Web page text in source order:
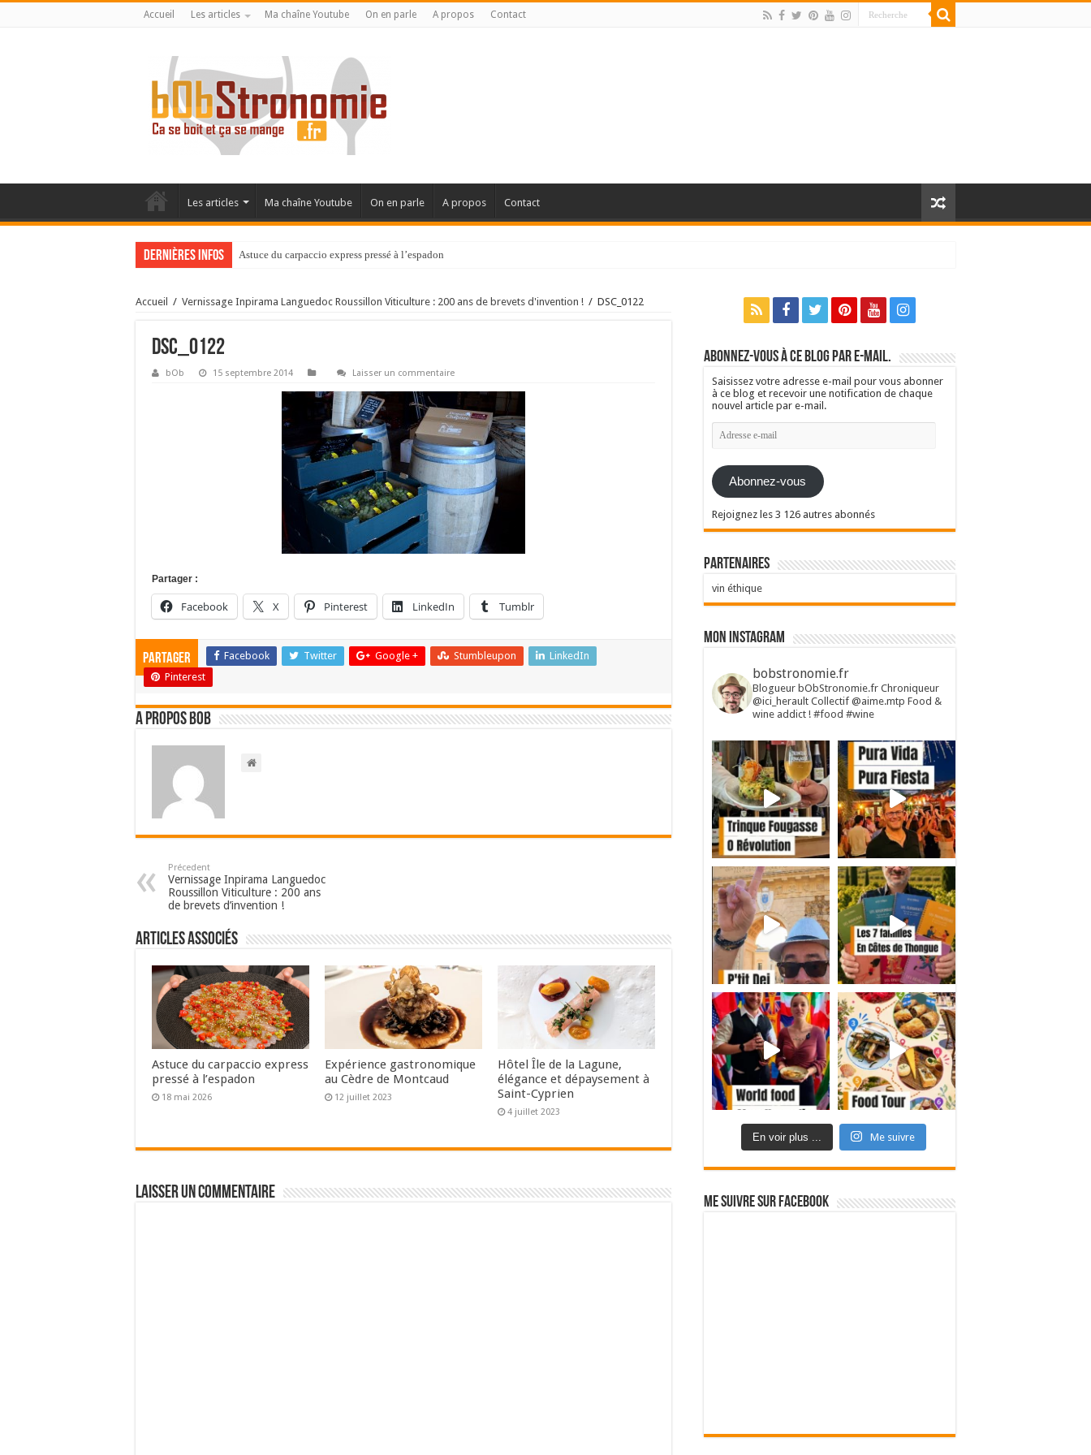
Accueil Les articles Ma chaîne Youtube On en parle A propos Contact
Les articles Ma chaîne Youtube On en parle A propos Contact
Dernières infos Astuce du carpaccio express pressé à l’espadon
Accueil / Vernissage Inpirama Languedoc Roussillon Viticulture : 200 ans de brevets d'invention ! / DSC_0122
DSC_0122
bOb 15 septembre 2014 Laisser un commentaire
Partager :
Facebook X Pinterest LinkedIn Tumblr
Partager Facebook Twitter Google + Stumbleupon
LinkedIn
Pinterest
A propos bOb
Précedent
Vernissage Inpirama Languedoc
Roussillon Viticulture : 200 ans
de brevets d’invention !
Articles associés
Astuce du carpaccio express
pressé à l’espadon
18 mai 2026
Expérience gastronomique
au Cèdre de Montcaud
12 juillet 2023
Hôtel Île de la Lagune,
élégance et dépaysement à
Saint-Cyprien
4 juillet 2023
Laisser un commentaire
Abonnez-vous à ce blog par e-mail.
Saisissez votre adresse e-mail pour vous abonner
à ce blog et recevoir une notification de chaque
nouvel article par e-mail.
Adresse
e-
Abonnez-vous
Rejoignez les 3 126 autres abonnés
Partenaires
vin éthique
Mon Instagram
bobstronomie.fr
Blogueur bObStronomie.fr Chroniqueur
@ici_herault Collectif @aime.mtp Food &
wine addict ! #food #wine
En voir plus ... Me suivre
Me suivre sur Facebook